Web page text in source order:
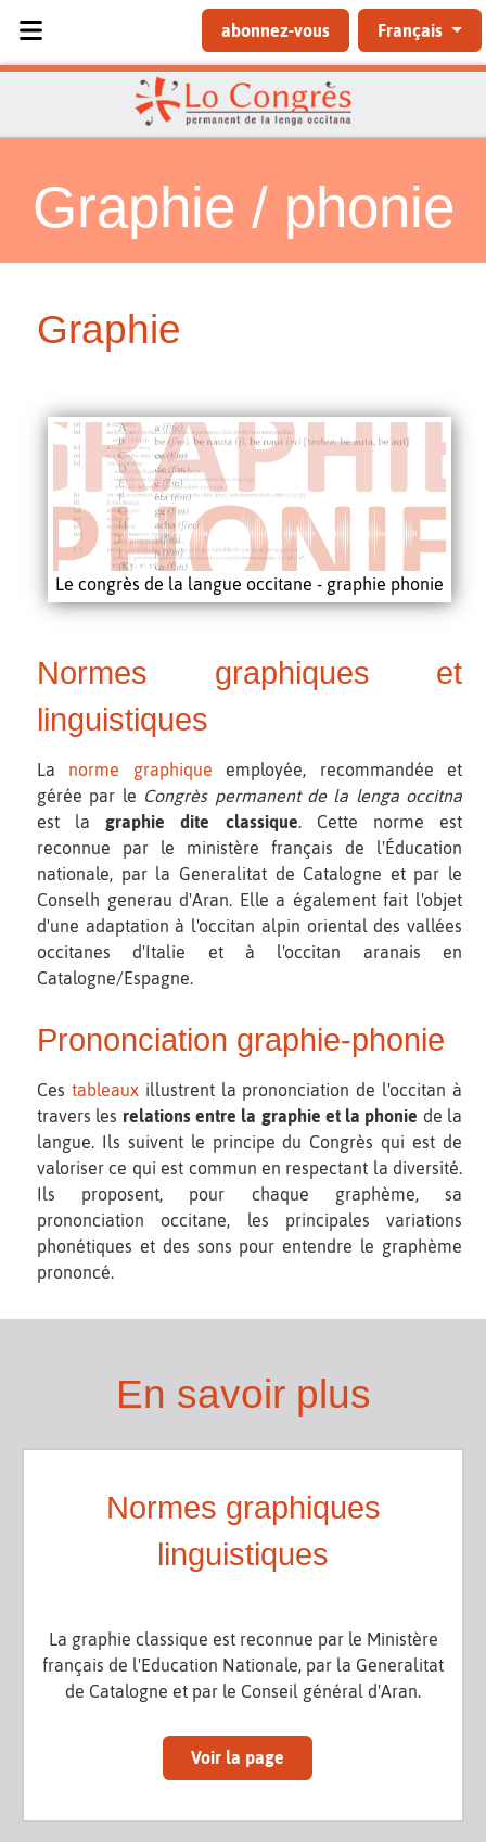
abonnez-vous Français
Graphie / phonie
Graphie
Le congrès de la langue occitane - graphie phonie
Normes graphiques et
linguistiques
La norme graphique employée, recommandée et
gérée par le Congrès permanent de la lenga occitna
est lagraphie dite classique. Cette norme est
reconnue par le ministère français de l'Éducation
nationale, par la Generalitat de Catalogne et par le
Conselh generau d'Aran. Elle a également fait l'objet
d'une adaptation à l'occitan alpin oriental des vallées
occitanes d'Italie et à l'occitan aranais en
Catalogne/Espagne.
Prononciation graphie-phonie
Ces tableaux illustrent la prononciation de l'occitan à
travers les relations entre la graphie et la phonie de la
langue. Ils suivent le principe du Congrès qui est de
valoriser ce qui est commun en respectant la diversité.
Ils proposent, pour chaque graphème, sa
prononciation occitane, les principales variations
phonétiques et des sons pour entendre le graphème
prononcé.
En savoir plus
Normes graphiques
linguistiques
La graphie classique est reconnue par le Ministère
français de l'Education Nationale, par la Generalitat
de Catalogne et par le Conseil général d'Aran.
Voir la page